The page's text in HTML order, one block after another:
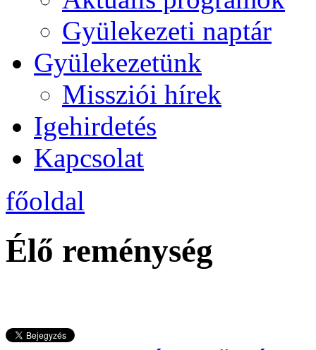
Gyülekezeti naptár
Gyülekezetünk
Missziói hírek
Igehirdetés
Kapcsolat
főoldal
Élő reménység